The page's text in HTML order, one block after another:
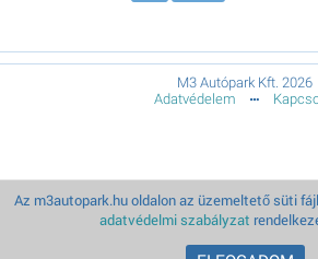
M3 Autópark Kft. 2026
Adatvédelem
Az m3autopark.hu oldalon az üzemeltető süti
adatvédelmi szabályzat